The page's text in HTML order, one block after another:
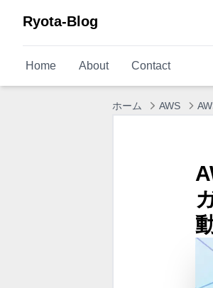
Ryota-Blog
Home About Contact
ホーム AWS